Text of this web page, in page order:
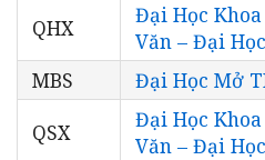
QHX
Đại Học
Văn – Đại
MBS
Đại Học Mở
QSX
Đại Học
Văn – Đại